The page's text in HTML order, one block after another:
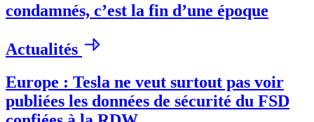
condamnés, c’est la fin d’une époque
Actualités
Europe : Tesla ne veut surtout pas voir
publiées les données de sécurité du FSD